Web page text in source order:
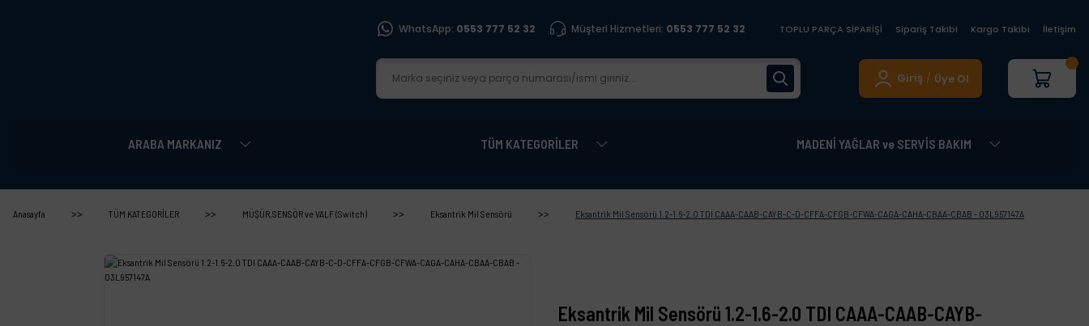
WhatsApp: 0553 777 52 32 Müşteri Hizmetleri: 0553 777 52 32 TOPLU PARÇA SİPARİŞİ Sipariş Takibi Kargo Takibi İletişim
Giriş / Üye Ol
ARABA MARKANIZ TÜM KATEGORİLER MADENİ YAĞLAR ve SERVİS BAKIM
Anasayfa TÜM KATEGORİLER MÜŞÜR,SENSÖR ve VALF (Switch) Eksantrik Mil Sensörü Eksantrik Mil Sensörü 1.2-1.6-2.0 TDI CAAA-CAAB-CAYB-C-D-CFFA-CFGB-CFWA-CAGA-CAHA-CBAA-CBAB - 03L957147A
Eksantrik Mil Sensörü 1.2-1.6-2.0 TDI CAAA-CAAB-CAYB-